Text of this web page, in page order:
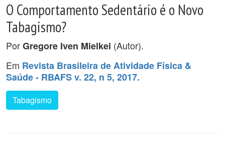
O Comportamento Sedentário é o Novo
Tabagismo?
PorGregore Iven Mielkei (Autor).
Em Revista Brasileira de Atividade Física &
Saúde - RBAFS v. 22, n 5, 2017.
Tabagismo